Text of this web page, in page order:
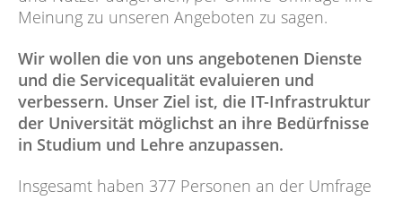
Meinung zu unseren Angeboten zu sagen.
Wir wollen die von uns angebotenen Dienste
und die Servicequalität evaluieren und
verbessern. Unser Ziel ist, die IT-Infrastruktur
der Universität möglichst an ihre Bedürfnisse
in Studium und Lehre anzupassen.
Insgesamt haben 377 Personen an der Umfrage